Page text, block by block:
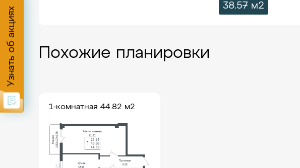
38.57 м2
Похожие планировки
1-комнатная 44.82 м2
Узнать об акциях